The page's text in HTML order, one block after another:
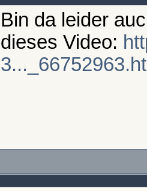
Bin da leider
dieses Video: